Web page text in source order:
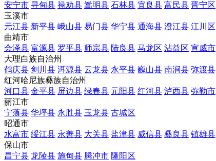
安宁市 寻甸县 禄劝县 嵩明县 石林县 宜良县 富民县 晋宁区
玉溪市
元江县 新平县 峨山县 易门县 华宁县 通海县 澄江县 江川区
曲靖市
会泽县 富源县 罗平县 师宗县 陆良县 马龙区 沾益区 宣威市
大理白族自治州
鹤庆县 剑川县 洱源县 云龙县 永平县 巍山县 南涧县 弥渡县
红河哈尼族彝族自治州
河口县 金平县 屏边县 绿春县 元阳县 红河县 泸西县 弥勒市
丽江市
宁蒗县 华坪县 永胜县 玉龙县 古城区
昭通市
水富市 绥江县 永善县 大关县 盐津县 威信县 彝良县 镇雄县
保山市
昌宁县 龙陵县 施甸县 腾冲市 隆阳区